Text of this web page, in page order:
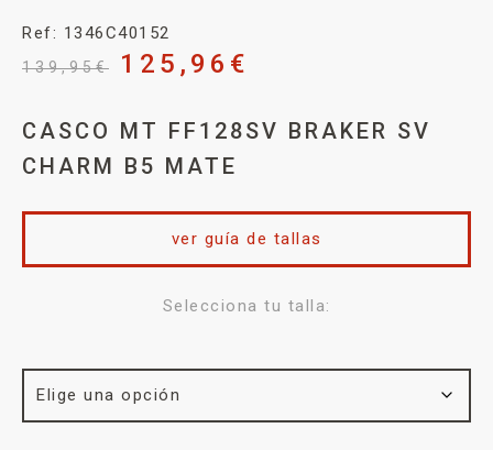
Ref: 1346C40152
139,95€ 125,96 €
CASCO MT FF128SV BRAKER SV
CHARM B5 MATE
Selecciona tu talla:
ver guía de tallas